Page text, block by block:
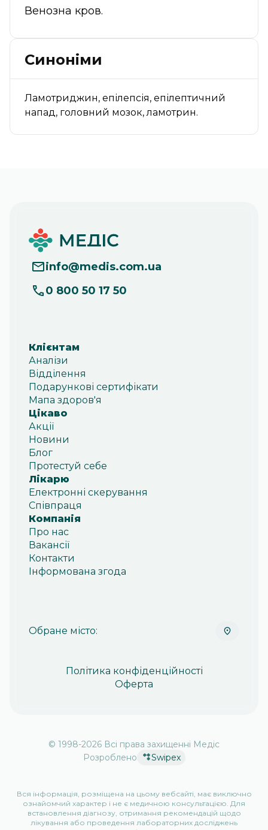
Венозна кров.
Синоніми
Ламотриджин, епілепсія, епілептичний
напад, головний мозок, ламотрин.
info@medis.com.ua
0 800 50 17 50
Клієнтам
Аналізи
Відділення
Подарункові сертифікати
Мапа здоров'я
Цікаво
Акції
Новини
Блог
Протестуй себе
Лікарю
Електронні скерування
Співпраця
Компанія
Про нас
Вакансії
Контакти
Інформована згода
Обране місто:
Політика конфіденційності
Оферта
© 1998-2026 Всі права захищенні Медіс
Розроблено
Swipex
Вся інформація, розміщена на цьому вебсайті, має виключно
ознайомчий характер і не є медичною консультацією. Для
встановлення діагнозу, отримання рекомендацій щодо
лікування або проведення лабораторних досліджень